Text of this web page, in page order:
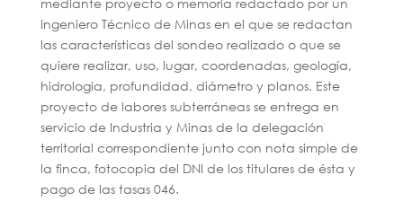
Ingeniero Técnico de Minas en el que se redactan
las características del sondeo realizado o que se
quiere realizar, uso, lugar, coordenadas, geología,
hidrologia, profundidad, diámetro y planos. Este
proyecto de labores subterráneas se entrega en
servicio de Industria y Minas de la delegación
territorial correspondiente junto con nota simple de
la finca, fotocopia del DNI de los titulares de ésta y
pago de las tasas 046.